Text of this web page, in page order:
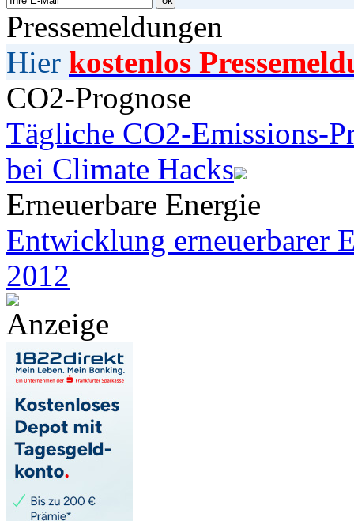
Pressemeldungen
Hier kostenlos
CO2-Prognose
Tägliche CO2-Emissions-
bei Climate Hacks
Erneuerbare Energie
Entwicklung erneuerbarer
2012
Anzeige